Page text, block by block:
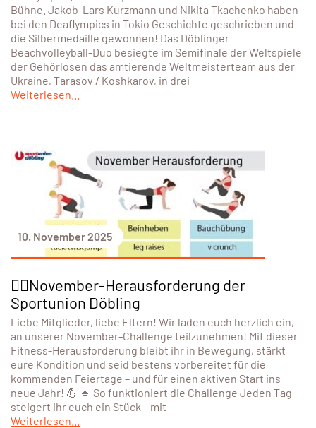
Bühne. Jakob-Lars Kurzmann und Nikita Tkachenko haben
bei den Deaflympics in Tokio Geschichte geschrieben und
die Silbermedaille gewonnen! Das Döblinger
Beachvolleyball-Duo besiegte im Semifinale der Weltspiele
der Gehörlosen das amtierende Weltmeisterteam aus der
Ukraine, Tarasov / Koshkarov, in drei
Weiterlesen...
10. November 2025
🏋️‍♀️November-Herausforderung der
Sportunion Döbling
Liebe Mitglieder, liebe Eltern! Wir laden euch herzlich ein,
an unserer November-Challenge teilzunehmen! Mit dieser
Fitness-Herausforderung bleibt ihr in Bewegung, stärkt
eure Kondition und seid bestens vorbereitet für die
kommenden Feiertage – und für einen aktiven Start ins
neue Jahr! 💪 🔹 So funktioniert die Challenge Jeden Tag
steigert ihr euch ein Stück – mit
Weiterlesen...